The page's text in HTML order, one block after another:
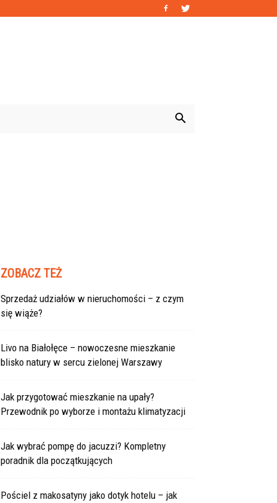
ZOBACZ TEŻ
Sprzedaż udziałów w nieruchomości – z czym
się wiąże?
Livo na Białołęce – nowoczesne mieszkanie
blisko natury w sercu zielonej Warszawy
Jak przygotować mieszkanie na upały?
Przewodnik po wyborze i montażu klimatyzacji
Jak wybrać pompę do jacuzzi? Kompletny
poradnik dla początkujących
Pościel z makosatyny jako dotyk hotelu – jak